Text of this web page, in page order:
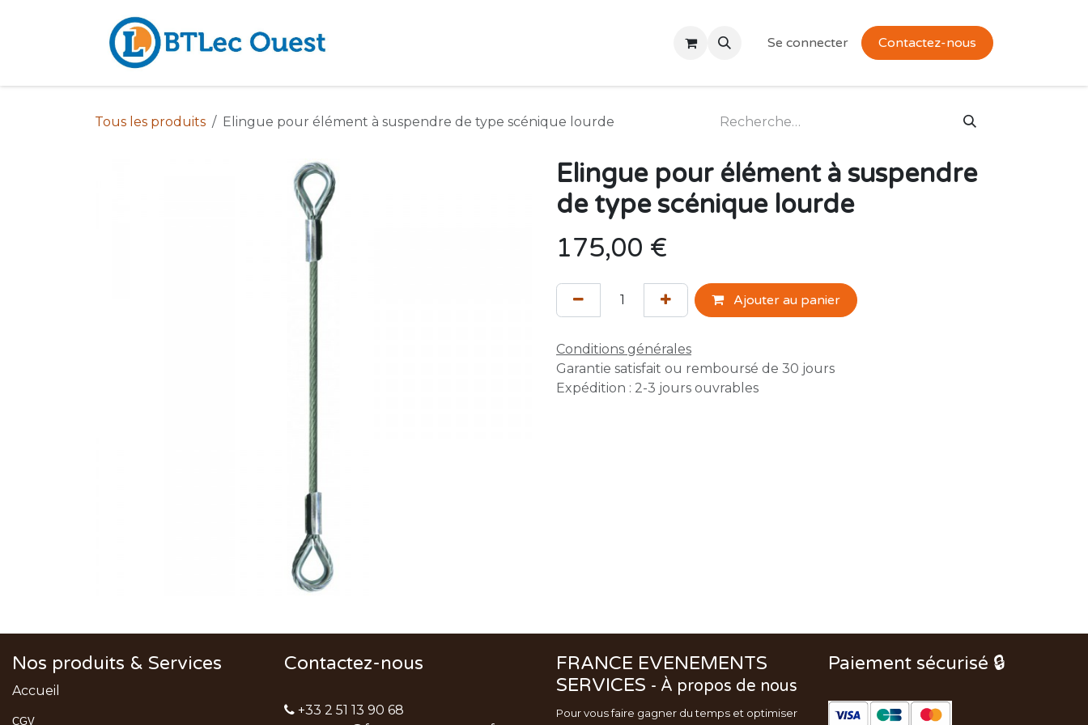
Se connecter Contactez-nous
Tous les produits Elingue pour élément à suspendre de type scénique lourde
Elingue pour élément à suspendre
de type scénique lourde
175,00 €
Ajouter au panier
Conditions générales
Garantie satisfait ou remboursé de 30 jours
Expédition : 2-3 jours ouvrables
Nos produits & Services
Accueil
CGV
Contactez-nous
+33 2 51 13 90 68
FRANCE EVENEMENTS
SERVICES - À propos de nous
Pour vous faire gagner du temps et optimiser
Paiement sécurisé 🔒